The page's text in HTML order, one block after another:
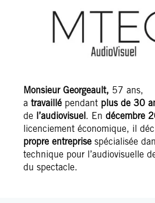
Monsieur Georgeault, 57 ans,
a travaillé pendant plus de 30
de
l’audiovisuel . En décembre
licenciement économique, il
propre entreprise spécialisée
technique pour l’audiovisuelle
du spectacle.